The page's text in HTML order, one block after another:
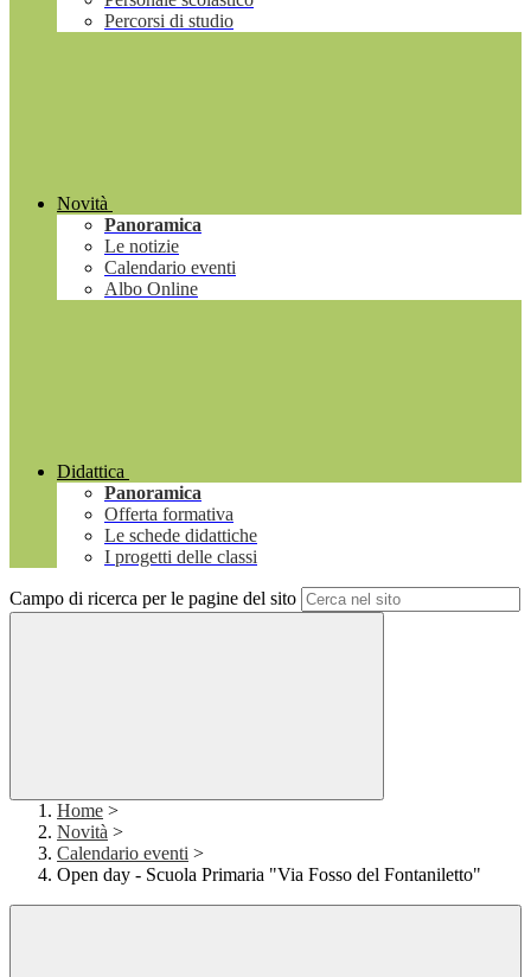
Percorsi di studio
Novità
Panoramica
Le notizie
Calendario eventi
Albo Online
Didattica
Panoramica
Offerta formativa
Le schede didattiche
I progetti delle classi
Campo di ricerca per le pagine del sito
Home >
Novità >
Calendario eventi >
Open day - Scuola Primaria "Via Fosso del Fontaniletto"